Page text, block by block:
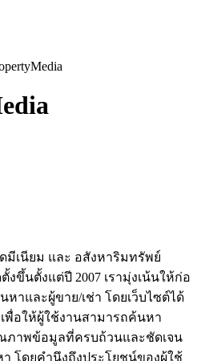
เนียม และ อสังหาริมทรัพย์
งขึ้นตั้งแต่ปี 2007 เรามุ่งเน้นให้ก่อ
าและผู้ขาย/เช่า โดยเว็บไซต์ได้
อให้ผู้ใช้งานสามารถค้นหา
ภาพข้อมูลที่ครบถ้วนและชัดเจน
โดยคำนึงถึงประโยชน์ของผู้ใช้